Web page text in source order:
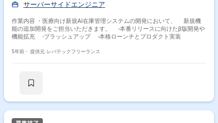
サーバーサイドエンジニア
作業内容 ・医療向け新規AI在庫管理システムの開発において、 新規機
能の追加開発をご担当いただきます。 -本番リリースに向けたβ版開発や
機能拡充 -ブラッシュアップ -本格ローンチとプロダクト実装
5年前・ 提供元: レバテックフリーランス